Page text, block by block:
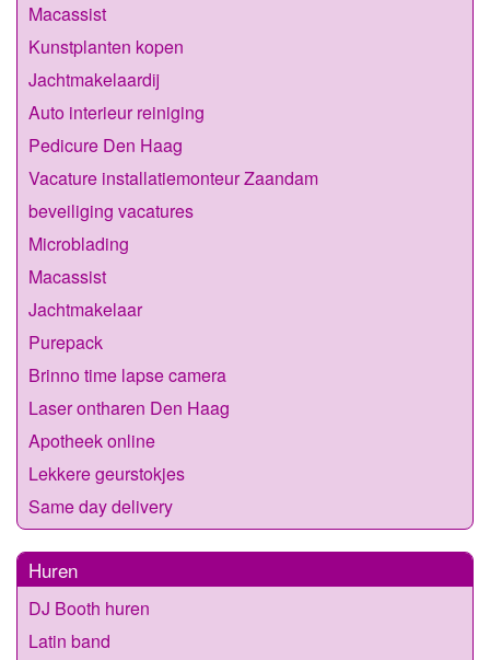
Macassist
Kunstplanten kopen
Jachtmakelaardij
Auto interieur reiniging
Pedicure Den Haag
Vacature installatiemonteur Zaandam
beveiliging vacatures
Microblading
Macassist
Jachtmakelaar
Purepack
Brinno time lapse camera
Laser ontharen Den Haag
Apotheek online
Lekkere geurstokjes
Same day delivery
Huren
DJ Booth huren
Latin band